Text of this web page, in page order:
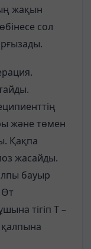
жақын
сол
және төмен
Қақпа
жасайды.
бауыр
тігіп Т –
қалпына